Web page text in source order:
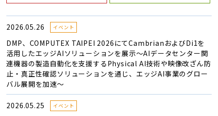
2026.05.26 イベント
DMP、COMPUTEX TAIPEI 2026にてCambrianおよびDi1を
活用したエッジAIソリューションを展示～AIデータセンター関
連機器の製造自動化を支援するPhysical AI技術や映像改ざん防
止・真正性確認ソリューションを通じ、エッジAI事業のグロー
バル展開を加速～
2026.05.25 イベント